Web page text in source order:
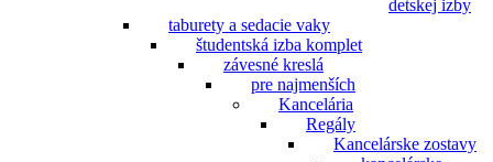
detskej izby
taburety a sedacie vaky
študentská izba komplet
závesné kreslá
pre najmenších
Kancelária
Regály
Kancelárske zostavy